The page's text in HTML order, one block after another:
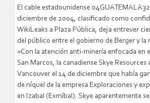
El cable estadounidense
diciembre de 2004, clasificado como
WikiLeaks a Plaza Pública, deja entrever
del público entre el gobierno de Berger y la
«Con la atención anti-minería enfocada en
San Marcos, la canadiense Skye Resources
Vancouver el 14 de diciembre que había
de níquel de la empresa Exploraciones y
en Izabal (Exmíbal). Skye aparentemente